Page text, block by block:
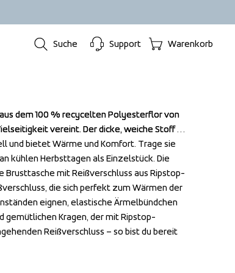
Suche Support Warenkorb
dem 100 % recycelten Polyesterflor von
vereint. Der dicke, weiche Stoff
und bietet Wärme und Komfort. Trage sie
kühlen Herbsttagen als Einzelstück. Die
mit Reißverschluss aus Ripstop-
die sich perfekt zum Wärmen der
eignen, elastische Ärmelbündchen
gemütlichen Kragen, der mit Ripstop-
Reißverschluss – so bist du bereit
dem 100 % recycelten Polyesterflor von
vereint. Der dicke, weiche Stoff
und bietet Wärme und Komfort. Trage sie
kühlen Herbsttagen als Einzelstück. Die
mit Reißverschluss aus Ripstop-
die sich perfekt zum Wärmen der
eignen, elastische Ärmelbündchen
gemütlichen Kragen, der mit Ripstop-
Reißverschluss – so bist du bereit